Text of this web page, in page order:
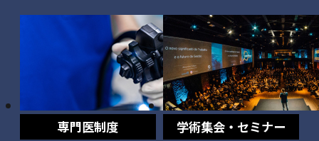
専門医制度 学術集会・セミナー